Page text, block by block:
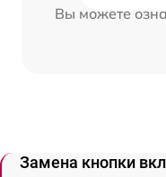
Вы можете
Замена кнопки